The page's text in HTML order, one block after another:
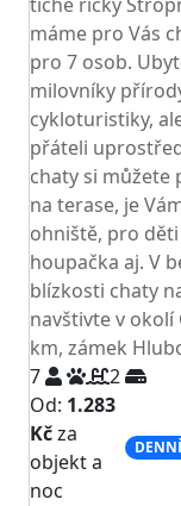
tiché říčky
máme pro Vás
pro 7 osob.
milovníky
cykloturistiky,
přáteli
chaty si můžete
na terase, je
ohniště, pro
houpačka aj. V
blízkosti chaty
navštivte v okolí
km, zámek
7
2
Od: 1.283
Kčza
objekt a
noc